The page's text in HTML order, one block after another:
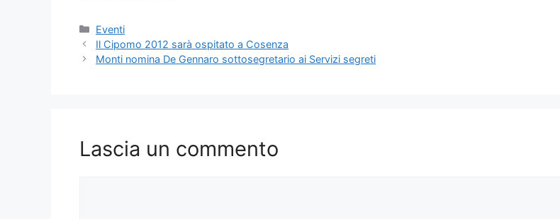
Categorie
Eventi
Il Cipomo 2012 sarà ospitato a Cosenza
Monti nomina De Gennaro sottosegretario ai Servizi segreti
Lascia un commento